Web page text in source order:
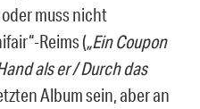
muss nicht
Reims („Ein Coupon
als er / Durch das
Album sein, aber an